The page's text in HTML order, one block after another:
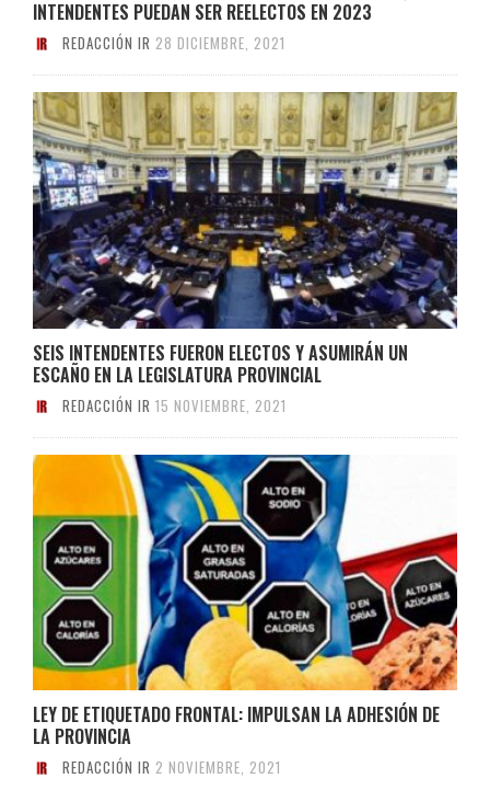
INTENDENTES PUEDAN SER REELECTOS EN 2023
REDACCIÓN IR 28 DICIEMBRE, 2021
SEIS INTENDENTES FUERON ELECTOS Y ASUMIRÁN UN
ESCAÑO EN LA LEGISLATURA PROVINCIAL
REDACCIÓN IR 15 NOVIEMBRE, 2021
LEY DE ETIQUETADO FRONTAL: IMPULSAN LA ADHESIÓN DE
LA PROVINCIA
REDACCIÓN IR 2 NOVIEMBRE, 2021